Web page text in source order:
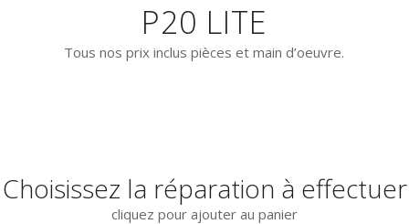
P20 LITE
Tous nos prix inclus pièces et main d’oeuvre.
Choisissez la réparation à effectuer
cliquez pour ajouter au panier